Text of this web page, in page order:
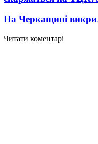
На Черкащині
Читати коментарі